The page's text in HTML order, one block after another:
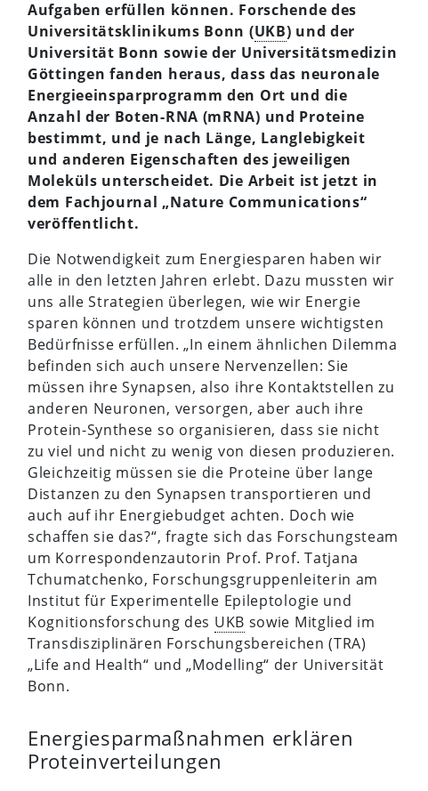
Aufgaben erfüllen können. Forschende des
Universitätsklinikums Bonn (UKB) und der
Universität Bonn sowie der Universitätsmedizin
Göttingen fanden heraus, dass das neuronale
Energieeinsparprogramm den Ort und die
Anzahl der Boten-RNA (mRNA) und Proteine
bestimmt, und je nach Länge, Langlebigkeit
und anderen Eigenschaften des jeweiligen
Moleküls unterscheidet. Die Arbeit ist jetzt in
dem Fachjournal „Nature Communications“
veröffentlicht.
Die Notwendigkeit zum Energiesparen haben wir
alle in den letzten Jahren erlebt. Dazu mussten wir
uns alle Strategien überlegen, wie wir Energie
sparen können und trotzdem unsere wichtigsten
Bedürfnisse erfüllen. „In einem ähnlichen Dilemma
befinden sich auch unsere Nervenzellen: Sie
müssen ihre Synapsen, also ihre Kontaktstellen zu
anderen Neuronen, versorgen, aber auch ihre
Protein-Synthese so organisieren, dass sie nicht
zu viel und nicht zu wenig von diesen produzieren.
Gleichzeitig müssen sie die Proteine über lange
Distanzen zu den Synapsen transportieren und
auch auf ihr Energiebudget achten. Doch wie
schaffen sie das?“, fragte sich das Forschungsteam
um Korrespondenzautorin Prof. Prof. Tatjana
Tchumatchenko, Forschungsgruppenleiterin am
Institut für Experimentelle Epileptologie und
Kognitionsforschung des UKB sowie Mitglied im
Transdisziplinären Forschungsbereichen (TRA)
„Life and Health“ und „Modelling“ der Universität
Bonn.
Energiesparmaßnahmen erklären
Proteinverteilungen